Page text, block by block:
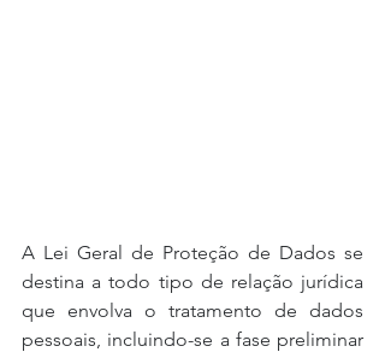
A Lei Geral de Proteção de Dados se
destina a todo tipo de relação jurídica
que envolva o tratamento de dados
pessoais, incluindo-se a fase preliminar